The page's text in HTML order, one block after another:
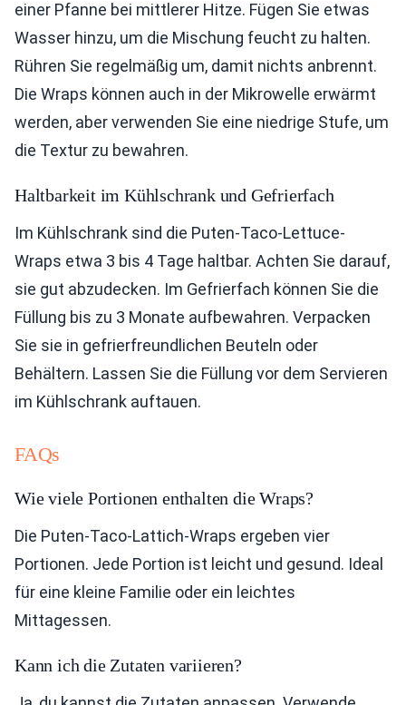
einer Pfanne bei mittlerer Hitze. Fügen Sie etwas
Wasser hinzu, um die Mischung feucht zu halten.
Rühren Sie regelmäßig um, damit nichts anbrennt.
Die Wraps können auch in der Mikrowelle erwärmt
werden, aber verwenden Sie eine niedrige Stufe, um
die Textur zu bewahren.
Haltbarkeit im Kühlschrank und Gefrierfach
Im Kühlschrank sind die Puten-Taco-Lettuce-
Wraps etwa 3 bis 4 Tage haltbar. Achten Sie darauf,
sie gut abzudecken. Im Gefrierfach können Sie die
Füllung bis zu 3 Monate aufbewahren. Verpacken
Sie sie in gefrierfreundlichen Beuteln oder
Behältern. Lassen Sie die Füllung vor dem Servieren
im Kühlschrank auftauen.
FAQs
Wie viele Portionen enthalten die Wraps?
Die Puten-Taco-Lattich-Wraps ergeben vier
Portionen. Jede Portion ist leicht und gesund. Ideal
für eine kleine Familie oder ein leichtes
Mittagessen.
Kann ich die Zutaten variieren?